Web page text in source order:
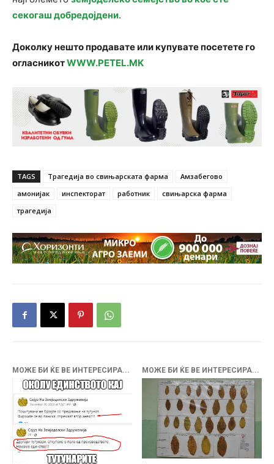
секогаш добредојдени.
Доколку нешто продавате или купувате посетете го
огласникотWWW.PETEL.MK
TAGS Tрагедија во свињарската фарма
Амзабегово
амонијак
инспекторат работник
свињарска фарма
трагедија
МОЖЕ БИ ЌЕ ВЕ ИНТЕРЕСИРА... МОЖЕ БИ ЌЕ ВЕ ИНТЕРЕСИРА...